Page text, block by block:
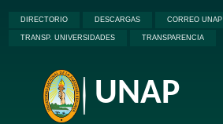
UNAP
DIRECTORIO DESCARGAS CORREO UNAP
TRANSP. UNIVERSIDADES TRANSPARENCIA